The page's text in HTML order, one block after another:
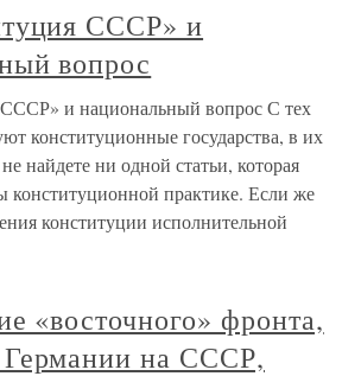
СССР» и
вопрос
и национальный вопрос С тех
конституционные государства, в их
найдете ни одной статьи, которая
конституционной практике. Если же
конституции исполнительной
«восточного» фронта,
Германии на СССР,